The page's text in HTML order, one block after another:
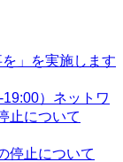
」を実施します
）ネットワ
止について
停止について